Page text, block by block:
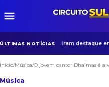
ÚLTIMAS NOTÍCIAS
Volta Redonda viram destaque em
Início/Música/O jovem cantor Dhalmas é a
Música